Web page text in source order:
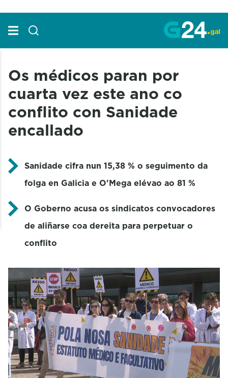
Os médicos paran por
cuarta vez este ano co
conflito con Sanidade
encallado
Sanidade cifra nun 15,38 % o seguimento da
folga en Galicia e O'Mega elévao ao 81 %
O Goberno acusa os sindicatos convocadores
de aliñarse coa dereita para perpetuar o
conflito